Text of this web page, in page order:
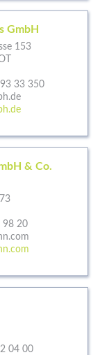
GmbH
153
33 350
& Co.
98 20
04 00